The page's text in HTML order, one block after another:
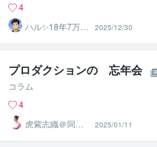
4
ハル✨18年7万人
以上の実績×書籍
著者
2025/12/30
プロダクションの 忘年会
コラム
4
虎紫志織＠同じ
目線の『駆け込
み寺』
2025/01/11